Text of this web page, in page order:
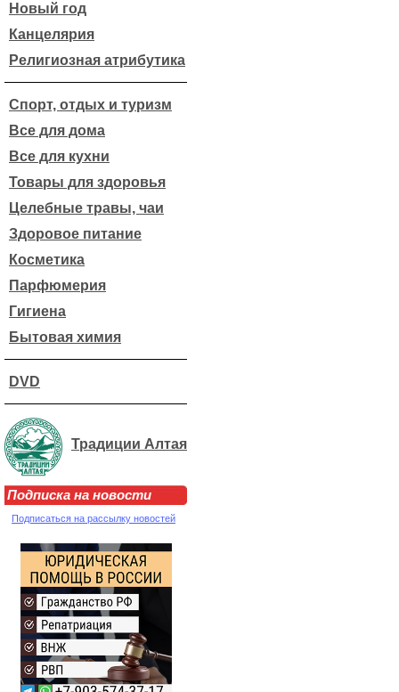
Новый год
Канцелярия
Религиозная атрибутика
Спорт, отдых и туризм
Все для дома
Все для кухни
Товары для здоровья
Целебные травы, чаи
Здоровое питание
Косметика
Парфюмерия
Гигиена
Бытовая химия
DVD
Традиции Алтая
Подписка на новости
Подписаться на рассылку новостей